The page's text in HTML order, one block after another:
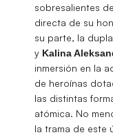
sobresalientes
directa de su
su parte, la
y Kalina
inmersión en la
de heroínas
las distintas
atómica. No
la trama de este